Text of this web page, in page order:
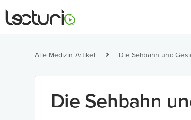
Alle Medizin Artikel Die Sehbahn und
Die Sehbahn